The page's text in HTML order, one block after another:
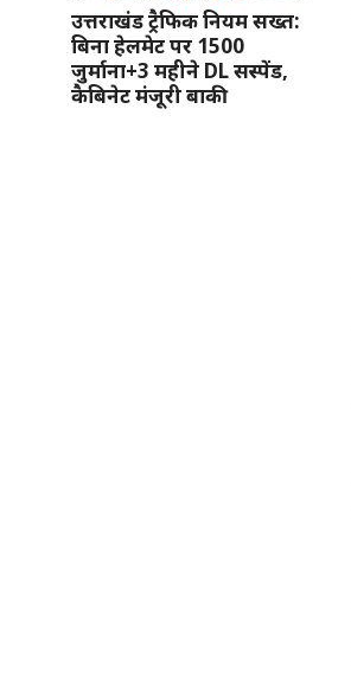
उत्तराखंड ट्रैफिक नियम सख्त:
बिना हेलमेट पर 1500
जुर्माना+3 महीने DL सस्पेंड,
कैबिनेट मंजूरी बाकी